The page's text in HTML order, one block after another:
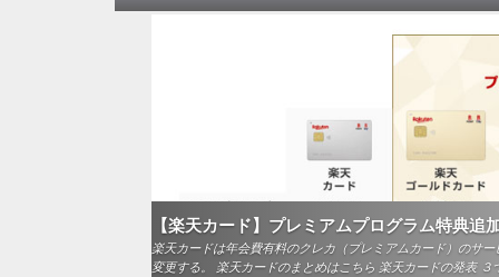
【楽天カード】プレミアムプログラム特典追
楽天カードは年会費有料のクレカ（プレミアムカード）のサ
変更する。 楽天カードのまとめはこちら 楽天カードの発表